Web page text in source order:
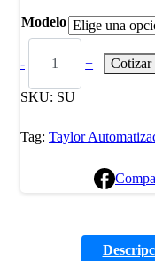
Modelo
- + Cotizar
SKU: SU
Tag: Taylor